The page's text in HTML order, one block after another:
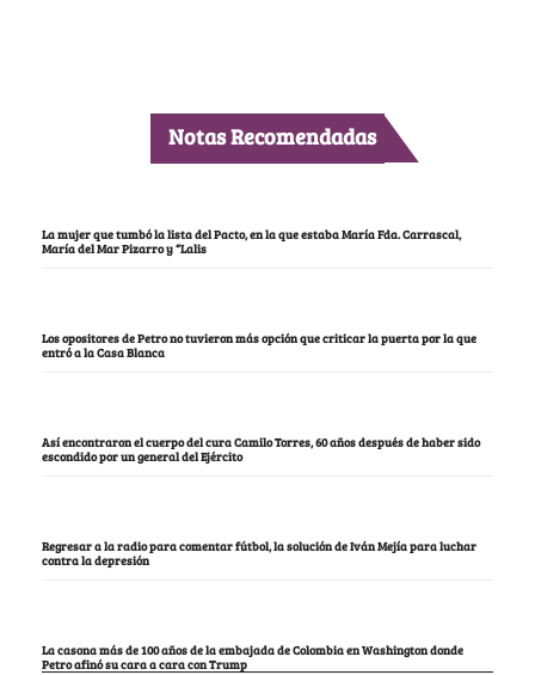
Notas Recomendadas
La mujer que tumbó la lista del Pacto, en la que estaba María Fda. Carrascal,
María del Mar Pizarro y “Lalis
Los opositores de Petro no tuvieron más opción que criticar la puerta por la que
entró a la Casa Blanca
Así encontraron el cuerpo del cura Camilo Torres, 60 años después de haber sido
escondido por un general del Ejército
Regresar a la radio para comentar fútbol, la solución de Iván Mejía para luchar
contra la depresión
La casona más de 100 años de la embajada de Colombia en Washington donde
Petro afinó su cara a cara con Trump